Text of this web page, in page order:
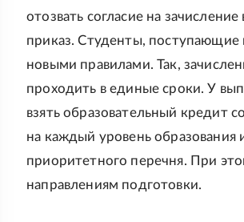
отозвать согласие на
приказ. Студенты, поступающие
новыми правилами. Так,
проходить в единые сроки. У
взять образовательный кредит
на каждый уровень образования
приоритетного перечня. При
направлениям подготовки.